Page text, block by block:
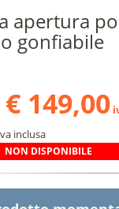
apertura
gonfiabile
€ 149,00
inclusa
NON DISPONIBILE